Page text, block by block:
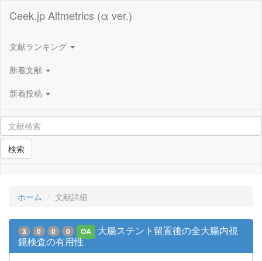
Ceek.jp Altmetrics (α ver.)
文献ランキング
新着文献
新着投稿
検索
ホーム 文献詳細
3 0 0 0 OA
大腸ステント留置後の全大腸内視
鏡検査の有用性